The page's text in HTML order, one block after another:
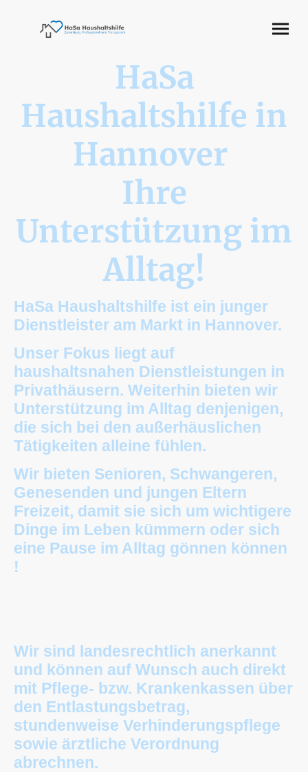
HaSa
Haushaltshilfe in
Hannover
Ihre
Unterstützung im
Alltag!
HaSa Haushaltshilfe ist ein junger
Dienstleister am Markt in Hannover.
Unser Fokus liegt auf
haushaltsnahen Dienstleistungen in
Privathäusern. Weiterhin bieten wir
Unterstützung im Alltag denjenigen,
die sich bei den außerhäuslichen
Tätigkeiten alleine fühlen.
Wir bieten Senioren, Schwangeren,
Genesenden und jungen Eltern
Freizeit, damit sie sich um wichtigere
Dinge im Leben kümmern oder sich
eine Pause im Alltag gönnen können
!
Wir sind landesrechtlich anerkannt
und können auf Wunsch auch direkt
mit Pflege- bzw. Krankenkassen über
den Entlastungsbetrag,
stundenweise Verhinderungspflege
sowie ärztliche Verordnung
abrechnen.